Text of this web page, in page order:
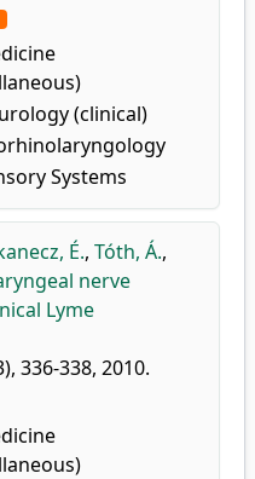
(clinical)
Systems
É., Tóth, Á.,
nerve
Lyme
336-338, 2010.